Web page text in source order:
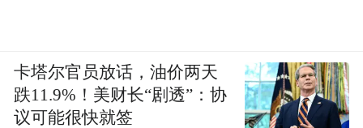
卡塔尔官员放话，油价两天
跌11.9%！美财长“剧透”：协
议可能很快就签